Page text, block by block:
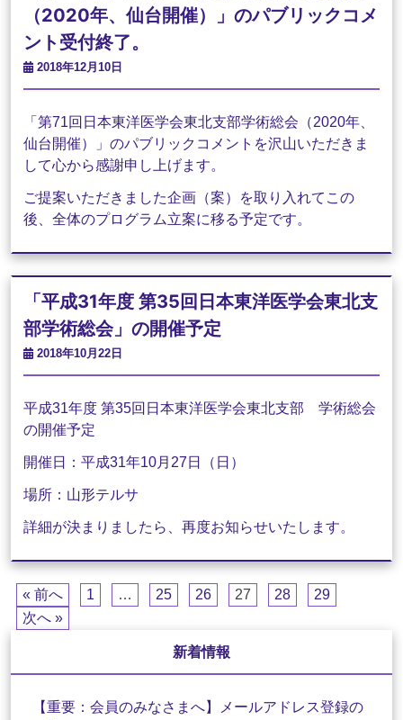
（2020年、仙台開催）」のパブリックコメ
ント受付終了。
2018年12月10日
「第71回日本東洋医学会東北支部学術総会（2020年、
仙台開催）」のパブリックコメントを沢山いただきま
して心から感謝申し上げます。
ご提案いただきました企画（案）を取り入れてこの
後、全体のプログラム立案に移る予定です。
「平成31年度 第35回日本東洋医学会東北支
部学術総会」の開催予定
2018年10月22日
平成31年度 第35回日本東洋医学会東北支部 学術総会
の開催予定
開催日：平成31年10月27日（日）
場所：山形テルサ
詳細が決まりましたら、再度お知らせいたします。
« 前へ 1 … 25 26 27 28
29
次へ »
新着情報
【重要：会員のみなさまへ】メールアドレス登録の